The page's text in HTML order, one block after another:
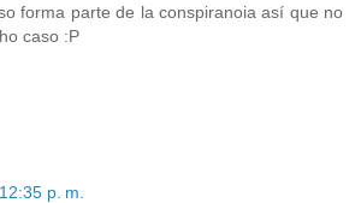
forma parte de la conspiranoia así que no
caso :P
p. m.